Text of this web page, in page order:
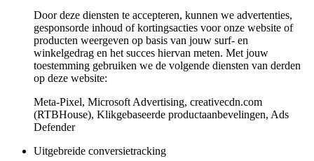
Door deze diensten te accepteren, kunnen we advertenties,
gesponsorde inhoud of kortingsacties voor onze website of
producten weergeven op basis van jouw surf- en
winkelgedrag en het succes hiervan meten. Met jouw
toestemming gebruiken we de volgende diensten van derden
op deze website:
Meta-Pixel, Microsoft Advertising, creativecdn.com
(RTBHouse), Klikgebaseerde productaanbevelingen, Ads
Defender
Uitgebreide conversietracking